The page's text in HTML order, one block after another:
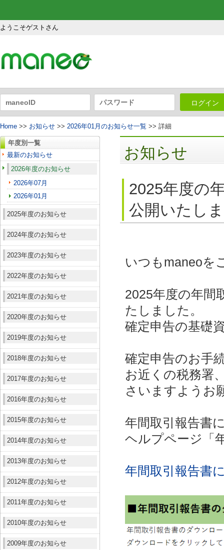
ようこそゲストさん
ログイン
Home >> お知らせ >> 2026年01月のお知らせ一覧 >> 詳細
年度別一覧
最新のお知らせ
2026年度のお知らせ
2026年07月
2026年01月
2025年度のお知らせ
2024年度のお知らせ
2023年度のお知らせ
2022年度のお知らせ
2021年度のお知らせ
2020年度のお知らせ
2019年度のお知らせ
2018年度のお知らせ
2017年度のお知らせ
2016年度のお知らせ
2015年度のお知らせ
2014年度のお知らせ
2013年度のお知らせ
2012年度のお知らせ
2011年度のお知らせ
2010年度のお知らせ
2009年度のお知らせ
お知らせ
2025年度の
公開いたし
いつもmaneoを
2025年度の年間
たしました。
確定申告の基礎
確定申告のお手
お近くの税務署
さいますようお
年間取引報告書
ヘルプページ「
年間取引報告書